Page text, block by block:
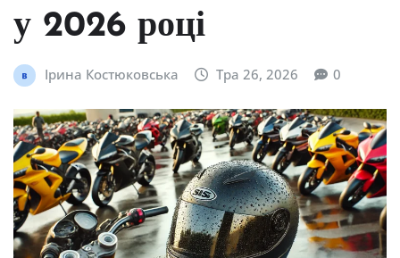
у 2026 році
Ірина Костюковська Тра 26, 2026 0